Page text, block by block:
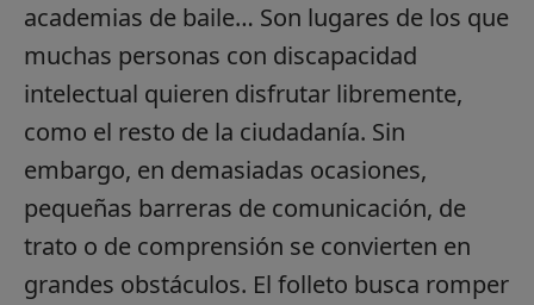
academias de baile… Son lugares de los que
muchas personas con discapacidad
intelectual quieren disfrutar libremente,
como el resto de la ciudadanía. Sin
embargo, en demasiadas ocasiones,
pequeñas barreras de comunicación, de
trato o de comprensión se convierten en
grandes obstáculos. El folleto busca romper